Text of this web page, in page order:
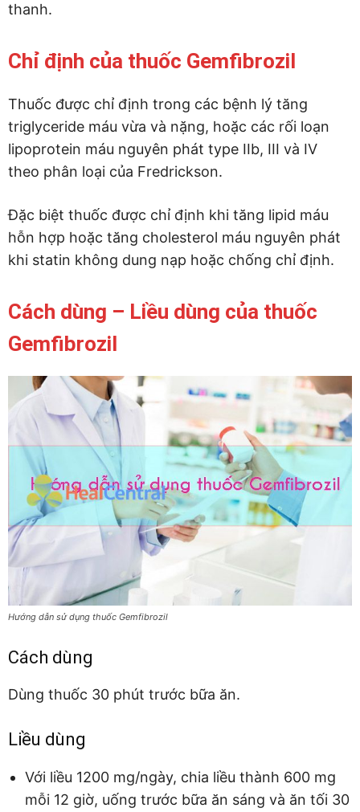
thanh.
Chỉ định của thuốc Gemfibrozil
Thuốc được chỉ định trong các bệnh lý tăng
triglyceride máu vừa và nặng, hoặc các rối loạn
lipoprotein máu nguyên phát type IIb, III và IV
theo phân loại của Fredrickson.
Đặc biệt thuốc được chỉ định khi tăng lipid máu
hỗn hợp hoặc tăng cholesterol máu nguyên phát
khi statin không dung nạp hoặc chống chỉ định.
Cách dùng – Liều dùng của thuốc
Gemfibrozil
Hướng dẫn sử dụng thuốc Gemfibrozil
Cách dùng
Dùng thuốc 30 phút trước bữa ăn.
Liều dùng
Với liều 1200 mg/ngày, chia liều thành 600 mg
mỗi 12 giờ, uống trước bữa ăn sáng và ăn tối 30